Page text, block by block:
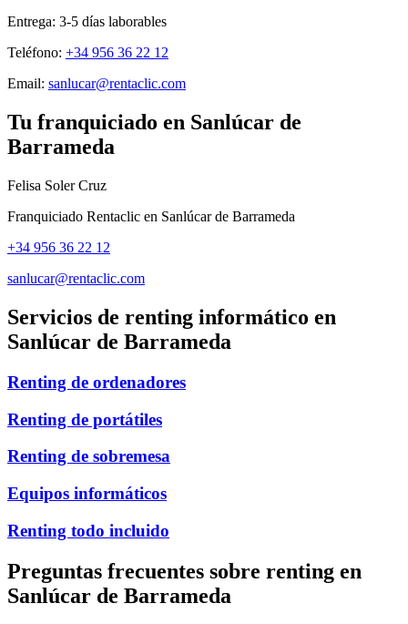
Entrega: 3-5 días laborables
Teléfono: +34 956 36 22 12
Email: sanlucar@rentaclic.com
Tu franquiciado en Sanlúcar de
Barrameda
Felisa Soler Cruz
Franquiciado Rentaclic en Sanlúcar de Barrameda
+34 956 36 22 12
sanlucar@rentaclic.com
Servicios de renting informático en
Sanlúcar de Barrameda
Renting de ordenadores
Renting de portátiles
Renting de sobremesa
Equipos informáticos
Renting todo incluido
Preguntas frecuentes sobre renting en
Sanlúcar de Barrameda